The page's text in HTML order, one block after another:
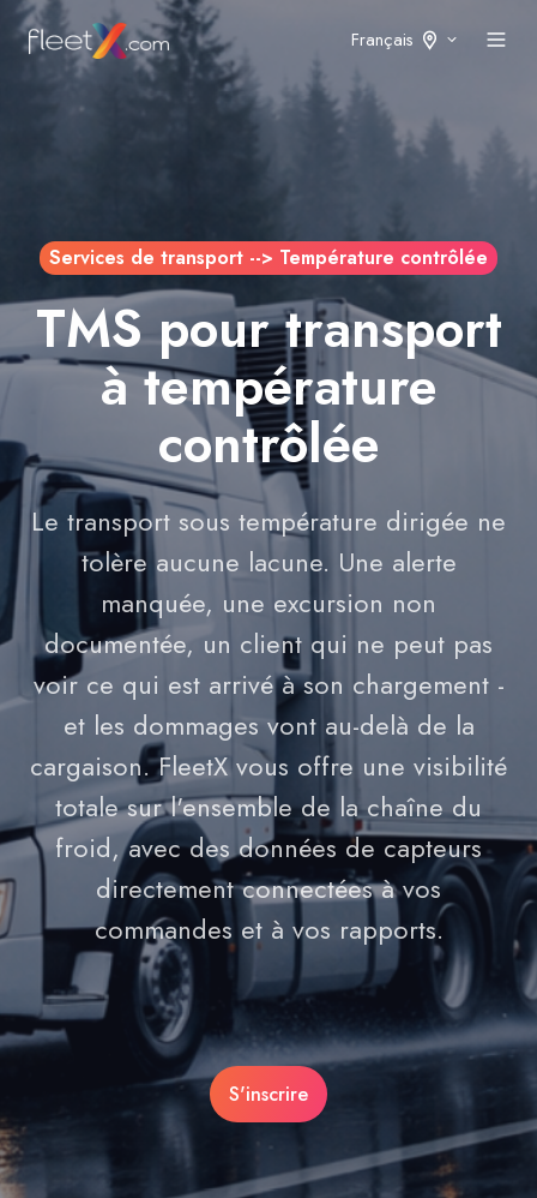
Français
Services de transport --> Température contrôlée
TMS pour transport
à température
contrôlée
Le transport sous température dirigée ne
tolère aucune lacune. Une alerte
manquée, une excursion non
documentée, un client qui ne peut pas
voir ce qui est arrivé à son chargement -
et les dommages vont au-delà de la
cargaison. FleetX vous offre une visibilité
totale sur l'ensemble de la chaîne du
froid, avec des données de capteurs
directement connectées à vos
commandes et à vos rapports.
S'inscrire